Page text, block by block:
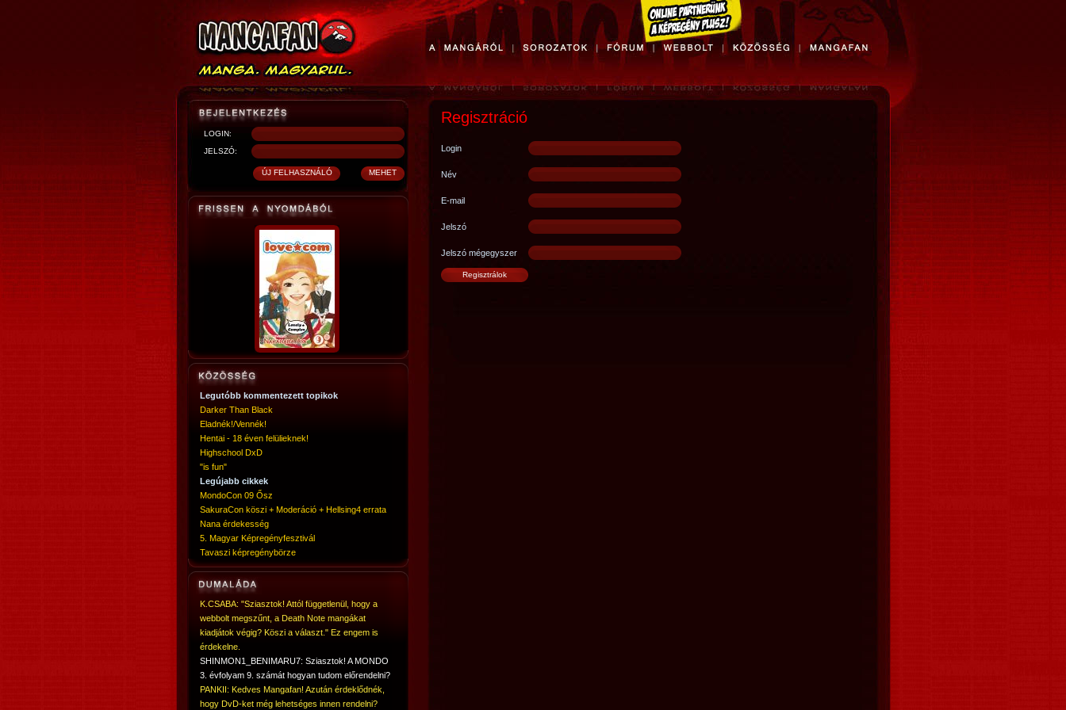
LOGIN:
JELSZÓ:
Legutóbb kommentezett topikok
Darker Than Black
Eladnék!/Vennék!
Hentai - 18 éven felülieknek!
Highschool DxD
"is fun"
Legújabb cikkek
MondoCon 09 Ősz
SakuraCon köszi + Moderáció + Hellsing4 errata
Nana érdekesség
5. Magyar Képregényfesztivál
Tavaszi képregénybörze
K.CSABA: "Sziasztok! Attól függetlenül, hogy a
webbolt megszűnt, a Death Note mangákat
kiadjátok végig? Köszi a választ." Ez engem is
érdekelne.
SHINMON1_BENIMARU7: Sziasztok! A MONDO
3. évfolyam 9. számát hogyan tudom előrendelni?
PANKII: Kedves Mangafan! Azután érdeklődnék,
hogy DvD-ket még lehetséges innen rendelni?
Regisztráció
Login
Név
E-mail
Jelszó
Jelszó mégegyszer